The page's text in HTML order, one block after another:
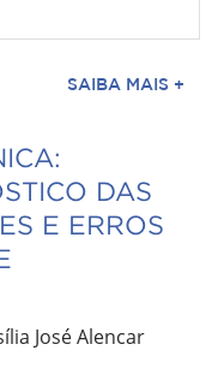
SAIBA MAIS +
DAS
E ERROS
José Alencar